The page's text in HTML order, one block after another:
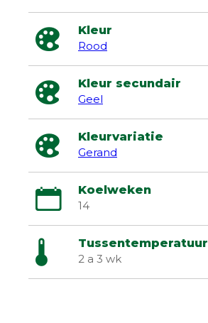
Kleur
Rood
Kleur secundair
Geel
Kleurvariatie
Gerand
Koelweken
14
Tussentemperatuur
2 a 3 wk